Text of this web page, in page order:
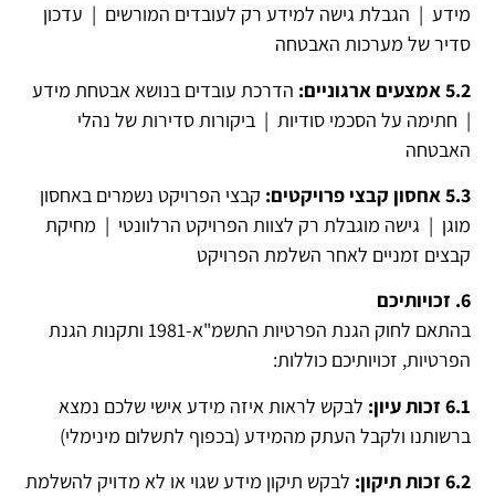
מידע | הגבלת גישה למידע רק לעובדים המורשים | עדכון
סדיר של מערכות האבטחה
5.2 אמצעים ארגוניים:
הדרכת עובדים בנושא אבטחת מידע
| חתימה על הסכמי סודיות | ביקורות סדירות של נהלי
האבטחה
5.3 אחסון קבצי פרויקטים:
קבצי הפרויקט נשמרים באחסון
מוגן | גישה מוגבלת רק לצוות הפרויקט הרלוונטי | מחיקת
קבצים זמניים לאחר השלמת הפרויקט
6. זכויותיכם
בהתאם לחוק הגנת הפרטיות התשמ"א-1981 ותקנות הגנת
הפרטיות, זכויותיכם כוללות:
6.1 זכות עיון:
לבקש לראות איזה מידע אישי שלכם נמצא
ברשותנו ולקבל העתק מהמידע (בכפוף לתשלום מינימלי)
6.2 זכות תיקון:
לבקש תיקון מידע שגוי או לא מדויק להשלמת